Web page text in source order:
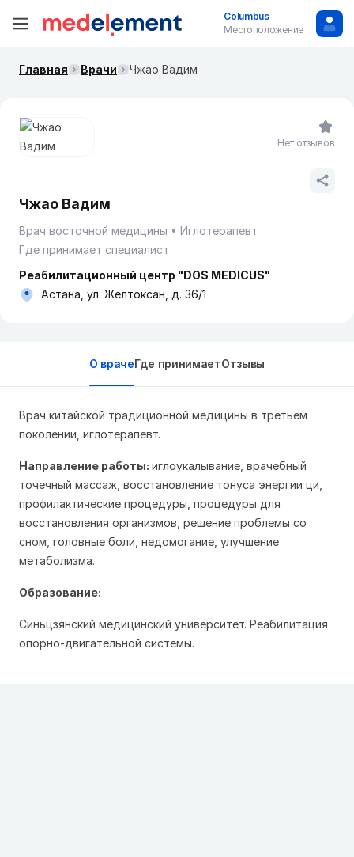
Columbus
Местоположение
Главная Врачи Чжао Вадим
Чжао Вадим
Врач восточной медицины
Иглотерапевт
Где принимает специалист
Реабилитационный центр "DOS MEDICUS"
Астана, ул. Желтоксан, д. 36/1
Нет отзывов
О врачеГде принимаетОтзывы
Врач китайской традиционной медицины в третьем
поколении, иглотерапевт.
Направление работы: иглоукалывание, врачебный
точечный массаж, восстановление тонуса энергии ци,
профилактические процедуры, процедуры для
восстановления организмов, решение проблемы со
сном, головные боли, недомогание, улучшение
метаболизма.
Образование:
Синьцзянский медицинский университет. Реабилитация
опорно-двигательной системы.